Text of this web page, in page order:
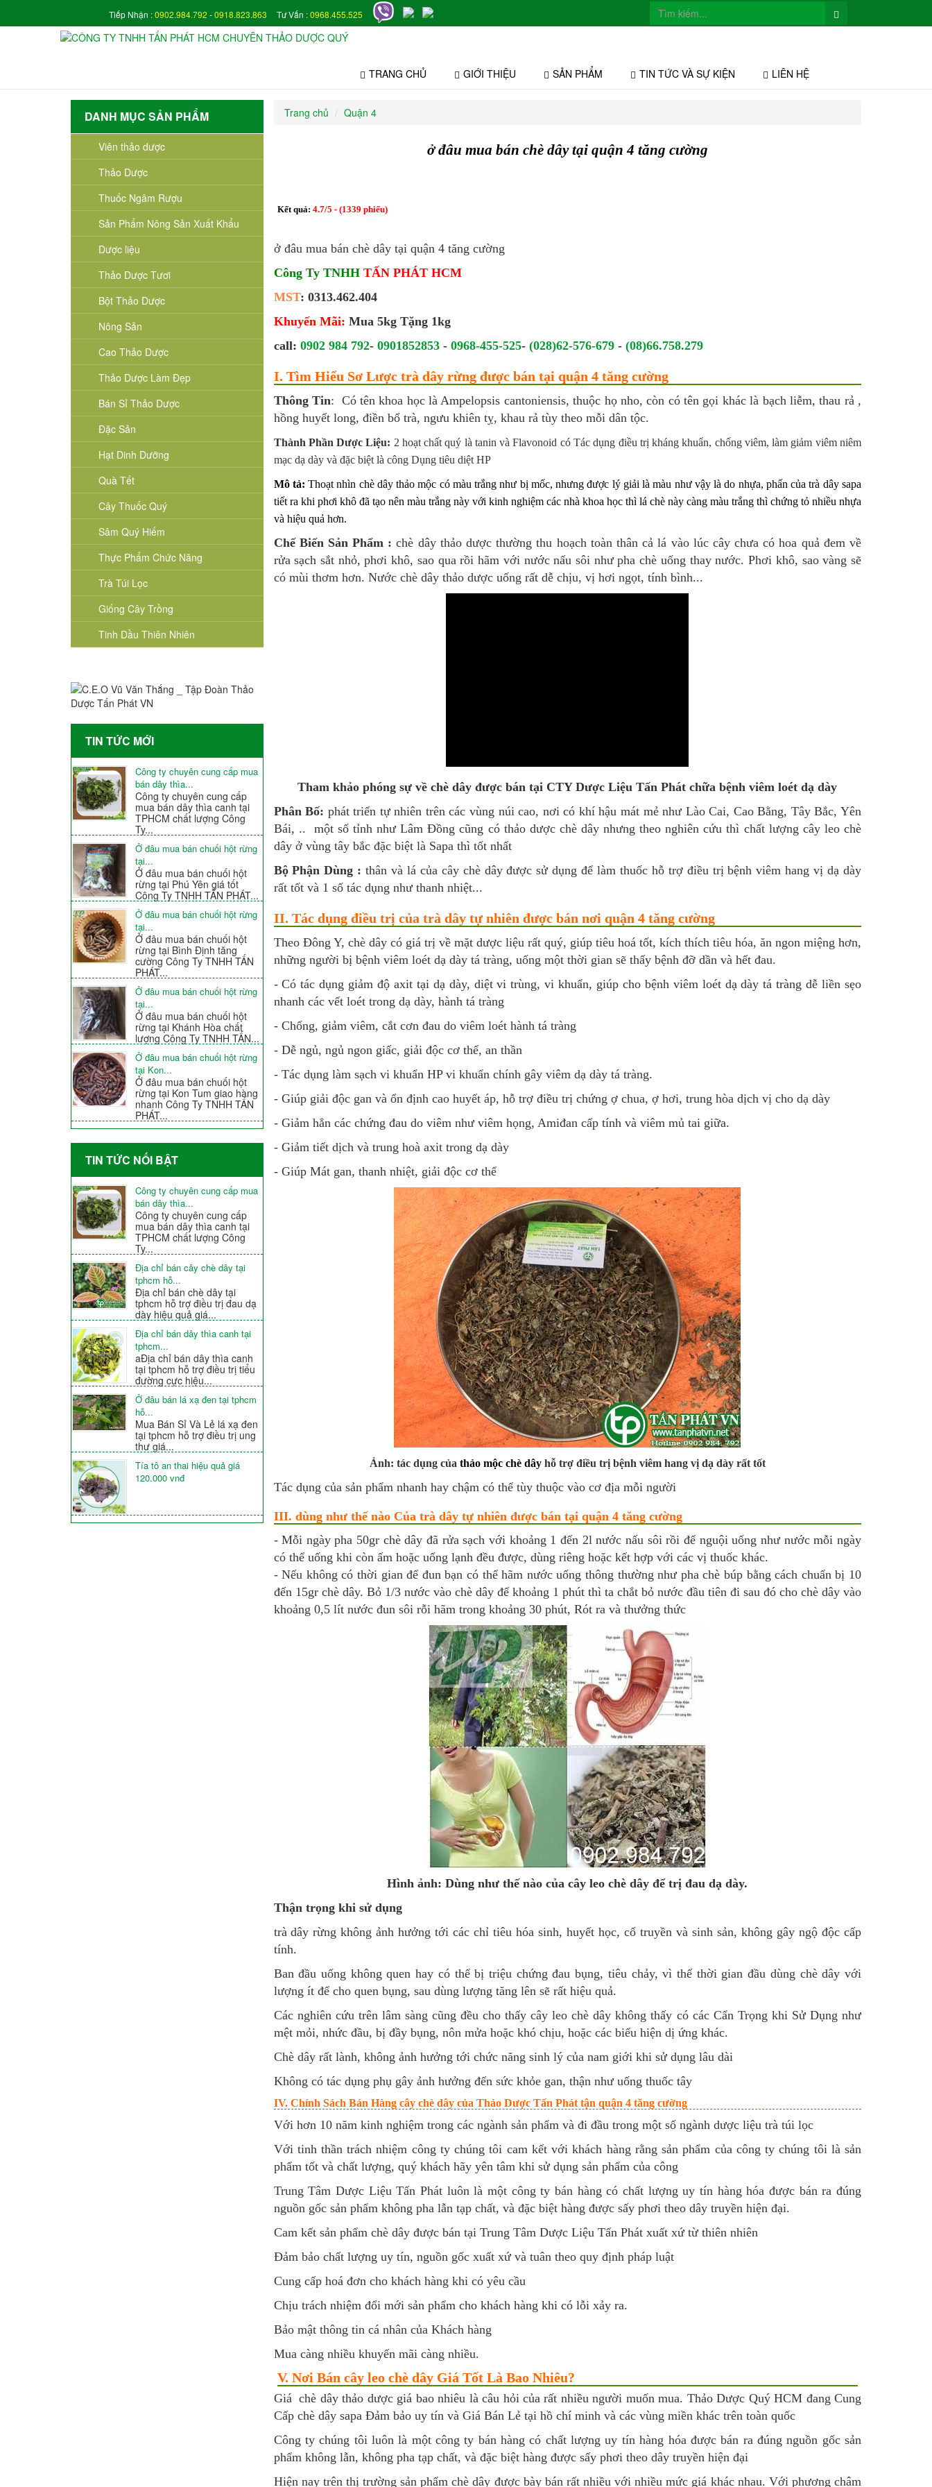
Tiếp Nhận :0902.984.792 -0918.823.863 Tư Vấn :0968.455.525
TRANG CHỦ GIỚI THIỆU SẢN PHẨM TIN TỨC VÀ SỰ KIỆN LIÊN HỆ
DANH MỤC SẢN PHẨM
Viên thảo dược
Thảo Dược
Thuốc Ngâm Rượu
Sản Phẩm Nông Sản Xuất Khẩu
Dược liệu
Thảo Dược Tươi
Bột Thảo Dược
Nông Sản
Cao Thảo Dược
Thảo Dược Làm Đẹp
Bán Sỉ Thảo Dược
Đặc Sản
Hạt Dinh Dưỡng
Quà Tết
Cây Thuốc Quý
Sâm Quý Hiếm
Thực Phẩm Chức Năng
Trà Túi Lọc
Giống Cây Trồng
Tinh Dầu Thiên Nhiên
TIN TỨC MỚI
Công ty chuyên cung cấp mua
bán dây thìa...
Công ty chuyên cung cấp
mua bán dây thìa canh tại
TPHCM chất lượng Công
Ty...
Ở đâu mua bán chuối hột rừng
tại...
Ở đâu mua bán chuối hột
rừng tại Phú Yên giá tốt
Công Ty TNHH TẤN PHÁT...
Ở đâu mua bán chuối hột rừng
tại...
Ở đâu mua bán chuối hột
rừng tại Bình Định tăng
cường Công Ty TNHH TẤN
PHÁT...
Ở đâu mua bán chuối hột rừng
tại...
Ở đâu mua bán chuối hột
rừng tại Khánh Hòa chất
lượng Công Ty TNHH TẤN...
Ở đâu mua bán chuối hột rừng
tại Kon...
Ở đâu mua bán chuối hột
rừng tại Kon Tum giao hàng
nhanh Công Ty TNHH TẤN
PHÁT...
TIN TỨC NỐI BẬT
Công ty chuyên cung cấp mua
bán dây thìa...
Công ty chuyên cung cấp
mua bán dây thìa canh tại
TPHCM chất lượng Công
Ty...
Địa chỉ bán cây chè dây tại
tphcm hỗ...
Địa chỉ bán chè dây tại
tphcm hỗ trợ điều trị đau dạ
dày hiệu quả giá...
Địa chỉ bán dây thìa canh tại
tphcm...
aĐịa chỉ bán dây thìa canh
tại tphcm hỗ trợ điều trị tiểu
đường cực hiệu...
Ở đâu bán lá xạ đen tại tphcm
hỗ...
Mua Bán Sỉ Và Lẻ lá xạ đen
tại tphcm hỗ trợ điều trị ung
thư giá...
Tía tô an thai hiệu quả giá
120.000 vnđ
Trang chủ Quận 4
ở đâu mua bán chè dây tại quận 4 tăng cường
Kết quả: 4.7/5 - (1339 phiếu)
ở đâu mua bán chè dây tại quận 4 tăng cường
Công Ty TNHH TẤN PHÁT HCM
MST: 0313.462.404
Khuyến Mãi: Mua 5kg Tặng 1kg
call: 0902 984 792- 0901852853- 0968-455-525- (028)62-576-679- (08)66.758.279
I. Tìm Hiểu Sơ Lược trà dây rừng được bán tại quận 4 tăng cường
Thông Tin: Có tên khoa học là Ampelopsis cantoniensis, thuộc họ nho, còn có tên gọi khác là bạch liễm, thau rả ,
hồng huyết long, điền bổ trà, ngưu khiên tỵ, khau rả tùy theo mỗi dân tộc.
Thành Phần Dược Liệu: 2 hoạt chất quý là tanin và Flavonoid có Tác dụng điều trị kháng khuẩn, chống viêm, làm giảm viêm niêm
mạc dạ dày và đặc biệt là công Dụng tiêu diệt HP
Mô tả: Thoạt nhìn chè dây thảo mộc có màu trắng như bị mốc, nhưng được lý giải là màu như vậy là do nhựa, phấn của trà dây sapa
tiết ra khi phơi khô đã tạo nên màu trắng này với kinh nghiệm các nhà khoa học thì lá chè này càng màu trắng thì chứng tỏ nhiều nhựa
và hiệu quả hơn.
Chế Biến Sản Phẩm : chè dây thảo dược thường thu hoạch toàn thân cả lá vào lúc cây chưa có hoa quả đem về
rửa sạch sắt nhỏ, phơi khô, sao qua rồi hãm với nước nấu sôi như pha chè uống thay nước. Phơi khô, sao vàng sẽ
có mùi thơm hơn. Nước chè dây thảo dược uống rất dễ chịu, vị hơi ngọt, tính bình...
Tham khảo phóng sự về chè dây được bán tại CTY Dược Liệu Tấn Phátchữa bệnh viêm loét dạ dày
Phân Bố: phát triển tự nhiên trên các vùng núi cao, nơi có khí hậu mát mẻ như Lào Cai, Cao Bằng, Tây Bắc, Yên
Bái, .. một số tỉnh như Lâm Đồng cũng có thảo dược chè dây nhưng theo nghiên cứu thì chất lượng cây leo chè
dây ở vùng tây bắc đặc biệt là Sapa thì tốt nhất
Bộ Phận Dùng : thân và lá của cây chè dây được sử dụng để làm thuốc hỗ trợ điều trị bệnh viêm hang vị dạ dày
rất tốt và 1 số tác dụng như thanh nhiệt...
II. Tác dụng điều trị của trà dây tự nhiên được bán nơi quận 4 tăng cường
Theo Đông Y, chè dây có giá trị về mặt dược liệu rất quý, giúp tiêu hoá tốt, kích thích tiêu hóa, ăn ngon miệng hơn,
những người bị bệnh viêm loét dạ dày tá tràng, uống một thời gian sẽ thấy bệnh đỡ dần và hết đau.
- Có tác dụng giảm độ axit tại dạ dày, diệt vi trùng, vi khuẩn, giúp cho bệnh viêm loét dạ dày tá tràng dễ liền sẹo
nhanh các vết loét trong dạ dày, hành tá tràng
- Chống, giảm viêm, cắt cơn đau do viêm loét hành tá tràng
- Dễ ngủ, ngủ ngon giấc, giải độc cơ thể, an thần
- Tác dụng làm sạch vi khuẩn HP vi khuẩn chính gây viêm dạ dày tá tràng.
- Giúp giải độc gan và ổn định cao huyết áp, hỗ trợ điều trị chứng ợ chua, ợ hơi, trung hòa dịch vị cho dạ dày
- Giảm hẳn các chứng đau do viêm như viêm họng, Amiđan cấp tính và viêm mủ tai giữa.
- Giảm tiết dịch và trung hoà axit trong dạ dày
- Giúp Mát gan, thanh nhiệt, giải độc cơ thể
Ảnh: tác dụng của thảo mộc chè dâyhỗ trợ điều trị bệnh viêm hang vị dạ dày rất tốt
Tác dụng của sản phẩm nhanh hay chậm có thể tùy thuộc vào cơ địa mỗi người
III. dùng như thế nào Của trà dây tự nhiên được bán tại quận 4 tăng cường
- Mỗi ngày pha 50gr chè dây đã rửa sạch với khoảng 1 đến 2l nước nấu sôi rồi để nguội uống như nước mỗi ngày
có thể uống khi còn ấm hoặc uống lạnh đều được, dùng riêng hoặc kết hợp với các vị thuốc khác.
- Nếu không có thời gian để đun bạn có thể hãm nước uống thông thường như pha chè búp bằng cách chuẩn bị 10
đến 15gr chè dây. Bỏ 1/3 nước vào chè dây để khoảng 1 phút thì ta chắt bỏ nước đầu tiên đi sau đó cho chè dây vào
khoảng 0,5 lít nước đun sôi rỗi hãm trong khoảng 30 phút, Rót ra và thưởng thức
Hình ảnh: Dùng như thế nào của cây leo chè dây để trị đau dạ dày.
Thận trọng khi sử dụng
trà dây rừng không ảnh hưởng tới các chỉ tiêu hóa sinh, huyết học, cổ truyền và sinh sản, không gây ngộ độc cấp
tính.
Ban đầu uống không quen hay có thể bị triệu chứng đau bụng, tiêu chảy, vì thế thời gian đầu dùng chè dây với
lượng ít để cho quen bụng, sau dùng lượng tăng lên sẽ rất hiệu quả.
Các nghiên cứu trên lâm sàng cũng đều cho thấy cây leo chè dây không thấy có các Cẩn Trọng khi Sử Dụng như
mệt mỏi, nhức đầu, bị đầy bụng, nôn mửa hoặc khó chịu, hoặc các biểu hiện dị ứng khác.
Chè dây rất lành, không ảnh hưởng tới chức năng sinh lý của nam giới khi sử dụng lâu dài
Không có tác dụng phụ gây ảnh hưởng đến sức khỏe gan, thận như uống thuốc tây
IV. Chính Sách Bán Hàng cây chè dây của Thảo Dược Tấn Phát tận quận 4 tăng cường
Với hơn 10 năm kinh nghiệm trong các ngành sản phẩm và đi đầu trong một số ngành dược liệu trà túi lọc
Với tinh thần trách nhiệm công ty chúng tôi cam kết với khách hàng rằng sản phẩm của công ty chúng tôi là sản
phẩm tốt và chất lượng, quý khách hãy yên tâm khi sử dụng sản phẩm của công
Trung Tâm Dược Liệu Tấn Phát luôn là một công ty bán hàng có chất lượng uy tín hàng hóa được bán ra đúng
nguồn gốc sản phẩm không pha lẫn tạp chất, và đặc biệt hàng được sấy phơi theo dây truyền hiện đại.
Cam kết sản phẩm chè dây được bán tại Trung Tâm Dược Liệu Tấn Phát xuất xứ từ thiên nhiên
Đảm bảo chất lượng uy tín, nguồn gốc xuất xứ và tuân theo quy định pháp luật
Cung cấp hoá đơn cho khách hàng khi có yêu cầu
Chịu trách nhiệm đổi mới sản phẩm cho khách hàng khi có lỗi xảy ra.
Bảo mật thông tin cá nhân của Khách hàng
Mua càng nhiều khuyến mãi càng nhiều.
V. Nơi Bán cây leo chè dây Giá Tốt Là Bao Nhiêu?
Giá chè dây thảo dược giá bao nhiêu là câu hỏi của rất nhiều người muốn mua. Thảo Dược Quý HCM đang Cung
Cấp chè dây sapa Đảm bảo uy tín và Giá Bán Lẻ tại hồ chí minh và các vùng miền khác trên toàn quốc
Công ty chúng tôi luôn là một công ty bán hàng có chất lượng uy tín hàng hóa được bán ra đúng nguồn gốc sản
phẩm không lẫn, không pha tạp chất, và đặc biệt hàng được sấy phơi theo dây truyền hiện đại
Hiện nay trên thị trường sản phẩm chè dây được bày bán rất nhiều với nhiều mức giá khác nhau. Với phương châm